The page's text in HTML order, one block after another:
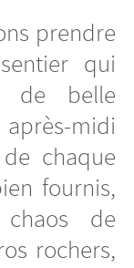
prendre
qui
de belle
midi
chaque
fournis,
de
rochers,